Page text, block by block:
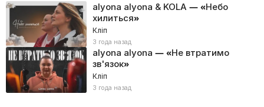
alyona alyona & KOLA — «Небо
хилиться»
Кліп
3 года назад
alyona alyona — «Не втратимо
зв'язок»
Кліп
3 года назад